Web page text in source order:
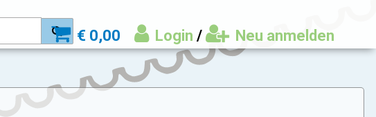
€ 0,00 Login / Neu anmelden